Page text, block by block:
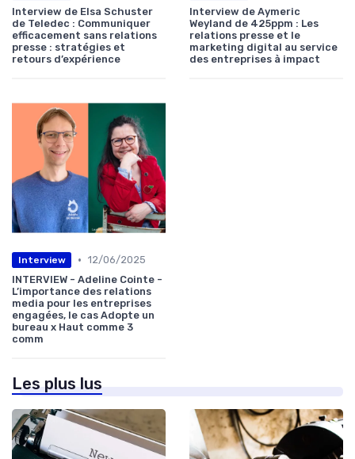
Interview de Elsa Schuster
de Teledec : Communiquer
efficacement sans relations
presse : stratégies et
retours d’expérience
Interview de Aymeric
Weyland de 425ppm : Les
relations presse et le
marketing digital au service
des entreprises à impact
Interview • 12/06/2025
INTERVIEW - Adeline Cointe -
L’importance des relations
media pour les entreprises
engagées, le cas Adopte un
bureau x Haut comme 3
comm
Les plus lus